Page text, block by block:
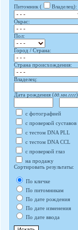
Питомник ( Владелец):
Окрас:
Пол:
Город / Страна:
Страна происхождения:
Владелец:
Дата рождения (дд.мм.гггг
с фотографией
с проверкой суставов
с тестом DNA PLL
с тестом DNA CCL
с проверкой глаз
на продажу
Сортировать результаты:
По кличке
По питомникам
По дате рождения
По дате изменения
По дате ввода